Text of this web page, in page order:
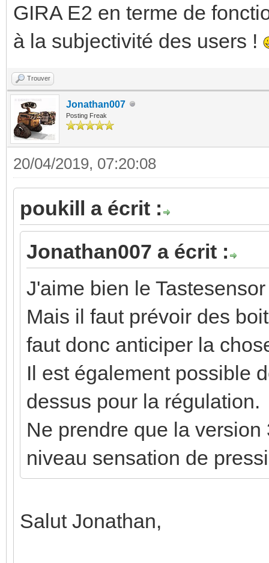
GIRA E2 en terme de
à la subjectivité des users !
Trouver
Jonathan007
Posting Freak
20/04/2019, 07:20:08
poukill a écrit :
Jonathan007 a écrit :
J'aime bien le
Mais il faut prévoir des
faut donc anticiper la
Il est également possible
dessus pour la régulation.
Ne prendre que la
niveau sensation de
Salut Jonathan,